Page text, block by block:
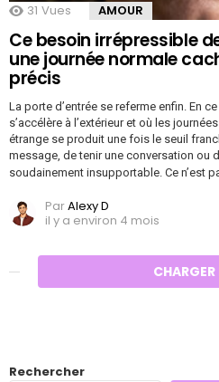
31 Vues AMOUR
Ce besoin irrépressible
une journée normale
précis
La porte d’entrée se referme enfin. En
s’accélère à l’extérieur et où les
étrange se produit une fois le seuil
message, de tenir une conversation ou
soudainement insupportable. Ce n’est
ParAlexy D
il y a environ 4 mois
CHARGER
Rechercher